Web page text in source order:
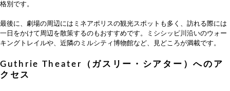
格別です。
最後に、劇場の周辺にはミネアポリスの観光スポットも多く、訪れる際には
一日をかけて周辺を散策するのもおすすめです。ミシシッピ川沿いのウォー
キングトレイルや、近隣のミルシティ博物館など、見どころが満載です。
Guthrie Theater（ガスリー・シアター）へのア
クセス